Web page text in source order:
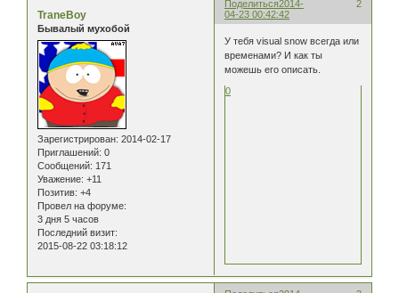
Поделиться 2
2014-
04-23 00:42:42
TraneBoy
Бывалый мухобой
Зарегистрирован: 2014-02-17
Приглашений: 0
Сообщений: 171
Уважение: +11
Позитив: +4
Провел на форуме:
3 дня 5 часов
Последний визит:
2015-08-22 03:18:12
У тебя visual snow всегда или
временами? И как ты
можешь его описать.
0